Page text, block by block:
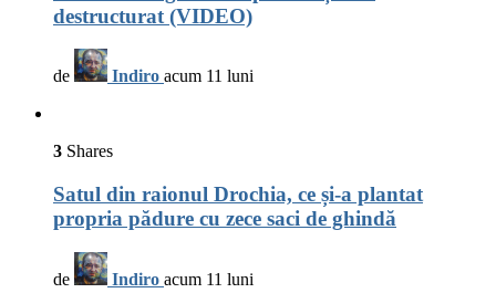
destructurat (VIDEO)
de Indiro acum 11 luni
3 Shares
Satul din raionul Drochia, ce și-a plantat
propria pădure cu zece saci de ghindă
de Indiro acum 11 luni